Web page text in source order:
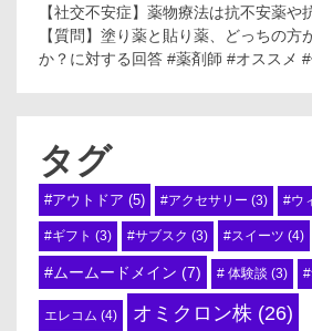
【社交不安症】薬物療法は抗不安薬や
【質問】塗り薬と貼り薬、どっちの方
か？に対する回答 #薬剤師 #オススメ
タグ
#アウトドア (5) #アクセサリー (3) #ウ
#ギフト (3) #サブスク (3) #スイーツ (4)
#ムームードメイン (7) # 体験談 (3)
エレコム (4) オミクロン株 (26)